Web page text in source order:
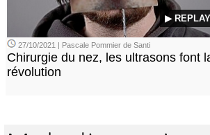
▶ REPLAY
27/10/2021 | Pascale Pommier de Santi
Chirurgie du nez, les ultrasons font
révolution